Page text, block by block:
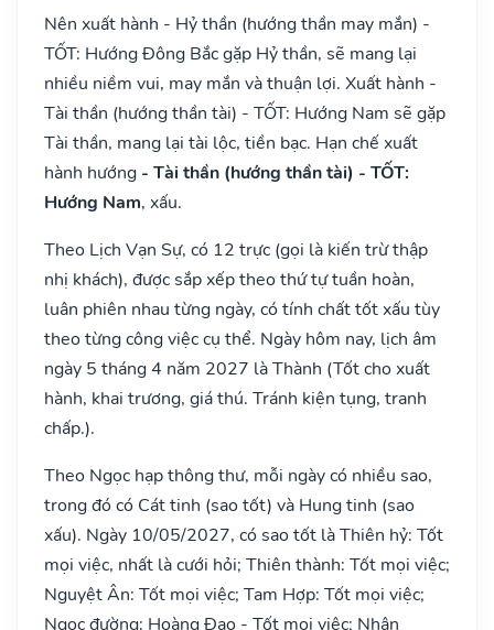
Nên xuất hành - Hỷ thần (hướng thần may mắn) -
TỐT: Hướng Đông Bắc gặp Hỷ thần, sẽ mang lại
nhiều niềm vui, may mắn và thuận lợi. Xuất hành -
Tài thần (hướng thần tài) - TỐT: Hướng Nam sẽ gặp
Tài thần, mang lại tài lộc, tiền bạc. Hạn chế xuất
hành hướng - Tài thần (hướng thần tài) - TỐT:
Hướng Nam, xấu.
Theo Lịch Vạn Sự, có 12 trực (gọi là kiến trừ thập
nhị khách), được sắp xếp theo thứ tự tuần hoàn,
luân phiên nhau từng ngày, có tính chất tốt xấu tùy
theo từng công việc cụ thể. Ngày hôm nay, lịch âm
ngày 5 tháng 4 năm 2027 là Thành (Tốt cho xuất
hành, khai trương, giá thú. Tránh kiện tụng, tranh
chấp.).
Theo Ngọc hạp thông thư, mỗi ngày có nhiều sao,
trong đó có Cát tinh (sao tốt) và Hung tinh (sao
xấu). Ngày 10/05/2027, có sao tốt là Thiên hỷ: Tốt
mọi việc, nhất là cưới hỏi; Thiên thành: Tốt mọi việc;
Nguyệt Ân: Tốt mọi việc; Tam Hợp: Tốt mọi việc;
Ngọc đường: Hoàng Đạo - Tốt mọi việc; Nhân